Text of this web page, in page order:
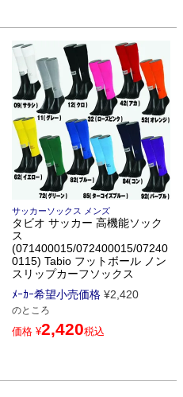
サッカーソックス メンズ
タビオ サッカー 高機能ソック
ス
(071400015/072400015/07240
0115) Tabio フットボール ノン
スリップカーフソックス
ﾒｰｶｰ希望小売価格 ¥2,420
のところ
価格 ¥2,420税込